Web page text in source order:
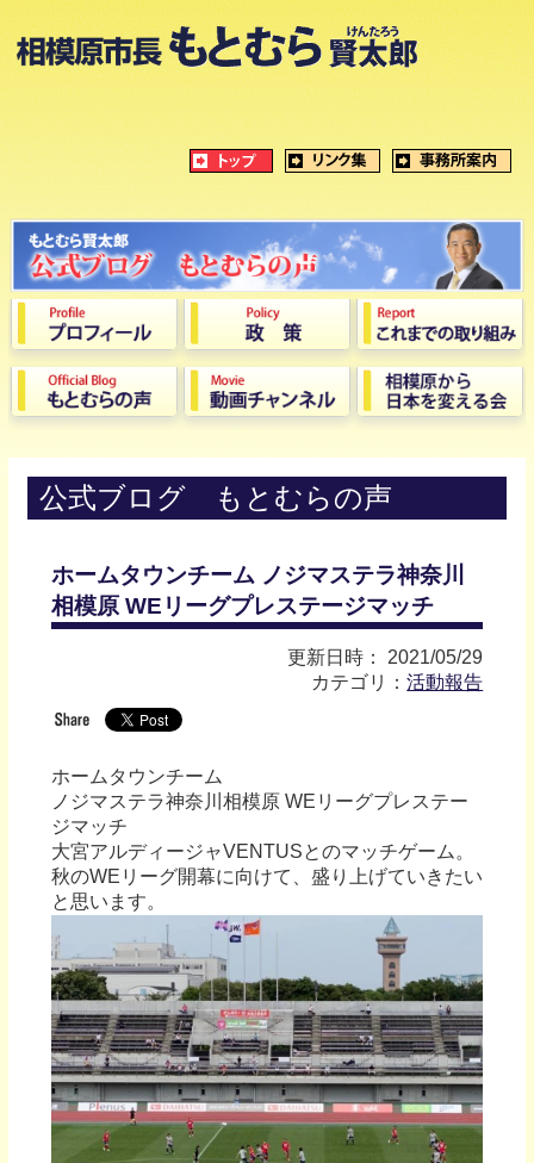
公式ブログ もとむらの声
ホームタウンチーム ノジマステラ神奈川
相模原 WEリーグプレステージマッチ
更新日時： 2021/05/29
カテゴリ：活動報告
ホームタウンチーム
ノジマステラ神奈川相模原 WEリーグプレステー
ジマッチ
大宮アルディージャVENTUSとのマッチゲーム。
秋のWEリーグ開幕に向けて、盛り上げていきたい
と思います。